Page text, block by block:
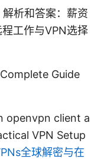
析和答案：薪资
工作与VPN选择
Guide
openvpn client a
VPN Setup
全球解密与在